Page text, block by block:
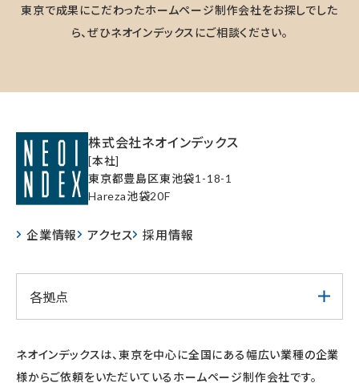
東京で成果にこだわったホームページ制作会社をお探しでした
ら、ぜひネオインデックスにご相談ください。
株式会社ネオインデックス
[本社]
東京都豊島区東池袋1-18-1
Hareza池袋20F
企業情報 アクセス 採用情報
各拠点
ネオインデックスは、東京を中心に全国にある幅広い業種の企業
様からご依頼をいただいているホームページ制作会社です。